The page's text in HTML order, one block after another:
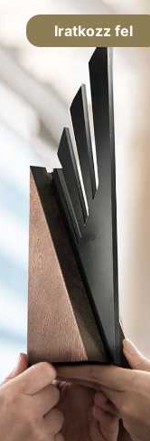
Iratkozz fel